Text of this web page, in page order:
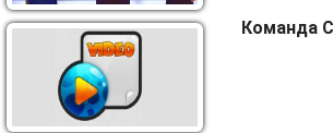
Команда